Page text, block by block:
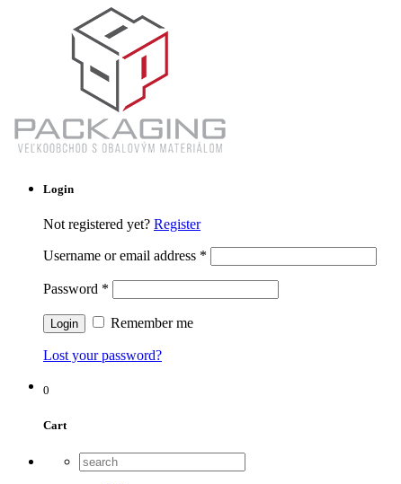
Login
Not registered yet? Register
Username or email address *
Password *
Remember me
Lost your password?
0
Cart